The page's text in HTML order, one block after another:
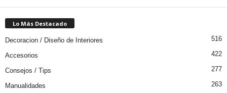
Lo Más Destacado
Decoracion / Diseño de Interiores 516
Accesorios 422
Consejos / Tips 277
Manualidades 263